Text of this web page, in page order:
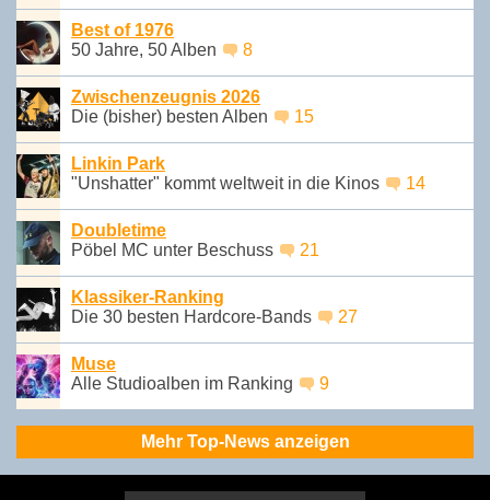
Best of 1976
50 Jahre, 50 Alben
8
Zwischenzeugnis 2026
Die (bisher) besten Alben
15
Linkin Park
"Unshatter" kommt weltweit in die Kinos
14
Doubletime
Pöbel MC unter Beschuss
21
Klassiker-Ranking
Die 30 besten Hardcore-Bands
27
Muse
Alle Studioalben im Ranking
9
Mehr Top-News anzeigen